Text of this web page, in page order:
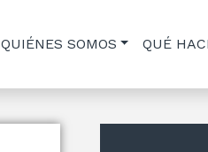
QUIÉNES SOMOS QUÉ